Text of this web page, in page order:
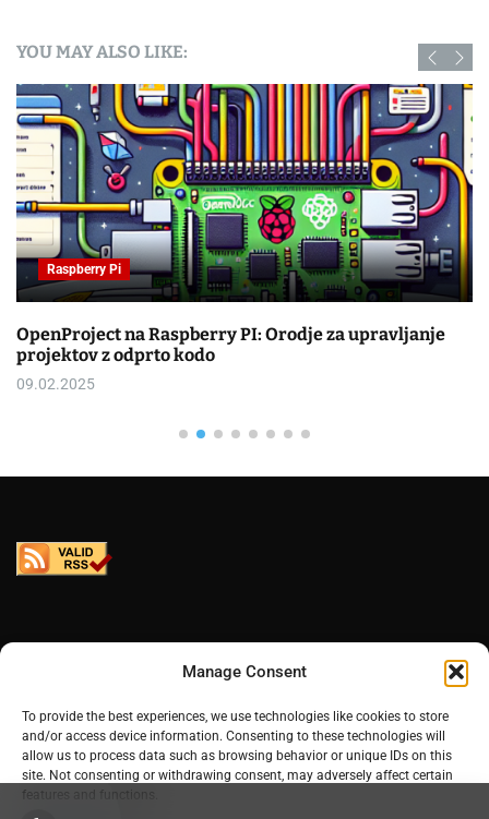
Manage Consent
To provide the best experiences, we use technologies like cookies to store
and/or access device information. Consenting to these technologies will
allow us to process data such as browsing behavior or unique IDs on this
site. Not consenting or withdrawing consent, may adversely affect certain
features and functions.
YOU MAY ALSO LIKE:
Raspberry Pi
OpenProject na Raspberry PI: Orodje za upravljanje
projektov z odprto kodo
09.02.2025